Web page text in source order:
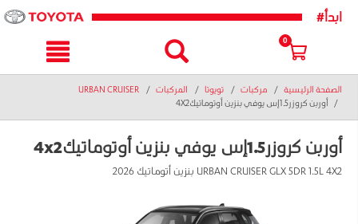
text.skipToContent
text.skipToNavigation
#ابدأ
0
الصفحة الرئيسية مركبات تويوتا المركبات
URBAN CRUISER
أوربن كروزر1.5إس يوفي بنزين أوتوماتيك4X2
أوربن كروزر1.5إس يوفي بنزين أوتوماتيك4x2
URBAN CRUISER GLX 5DR 1.5L 4X2 بنزين أتوماتيك 2026